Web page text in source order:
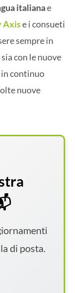
italianae
Axise i consueti
sempre in
con le nuove
in continuo
nuove
di posta.